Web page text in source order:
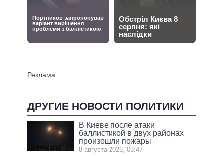
ДРУГИЕ НОВОСТИ ПОЛИТИКИ
В Киеве после атаки
баллистикой в двух районах
произошли пожары
8 августа 2026, 03:47